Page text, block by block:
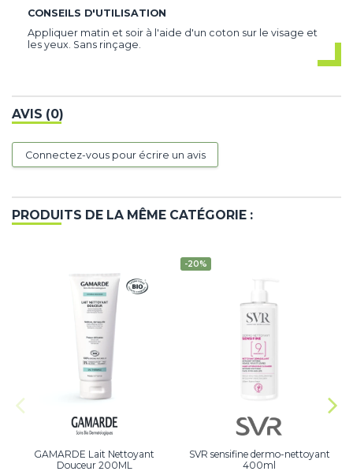
CONSEILS D'UTILISATION
Appliquer matin et soir à l'aide d'un coton sur le visage et
les yeux. Sans rinçage.
AVIS (0)
Connectez-vous pour écrire un avis
PRODUITS DE LA MÊME CATÉGORIE :
GAMARDE Lait Nettoyant
Douceur 200ML
-20%
SVR sensifine dermo-nettoyant
400ml